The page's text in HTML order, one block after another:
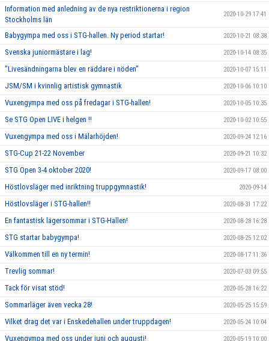
Information med anledning av de nya restriktionerna i region
Stockholms län
2020-10-29 17:41
Babygympa med oss i STG-hallen. Ny period startar! 2020-10-21 08:38
Svenska juniormästare i lag! 2020-10-14 08:35
”Livesändningarna blev en räddare i nöden” 2020-10-07 15:11
JSM/SM i kvinnlig artistisk gymnastik 2020-10-06 10:10
Vuxengympa med oss på fredagar i STG-hallen! 2020-10-05 10:35
Se STG Open LIVE i helgen !! 2020-10-02 10:55
Vuxengympa med oss i Mälarhöjden! 2020-09-24 12:16
STG-Cup 21-22 November 2020-09-21 10:32
STG Open 3-4 oktober 2020! 2020-09-17 08:00
Höstlovsläger med inriktning truppgymnastik! 2020-09-14
Höstlovsläger i STG-hallen!! 2020-08-31 17:22
En fantastisk lägersommar i STG-Hallen! 2020-08-28 16:28
STG startar babygympa! 2020-08-25 12:02
Välkommen till en ny termin! 2020-08-17 11:36
Trevlig sommar! 2020-07-03 09:55
Tack för visat stöd! 2020-05-28 16:22
Sommarläger även vecka 28! 2020-05-25 15:59
Vilket drag det var i Enskedehallen under truppdagen! 2020-05-24 10:04
Vuxengympa med oss under juni och augusti! 2020-05-19 10:00